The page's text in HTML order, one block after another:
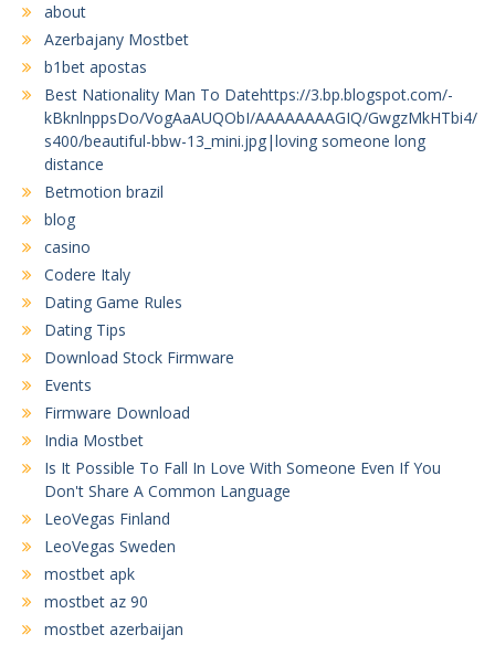
about
Azerbajany Mostbet
b1bet apostas
Best Nationality Man To Datehttps://3.bp.blogspot.com/-
kBknlnppsDo/VogAaAUQObI/AAAAAAAAGIQ/GwgzMkHTbi4/
s400/beautiful-bbw-13_mini.jpg|loving someone long
distance
Betmotion brazil
blog
casino
Codere Italy
Dating Game Rules
Dating Tips
Download Stock Firmware
Events
Firmware Download
India Mostbet
Is It Possible To Fall In Love With Someone Even If You
Don't Share A Common Language
LeoVegas Finland
LeoVegas Sweden
mostbet apk
mostbet az 90
mostbet azerbaijan